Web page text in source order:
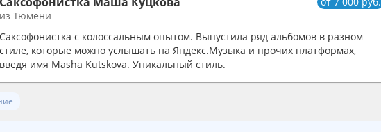
из Тюмени
Саксофонистка с колоссальным опытом. Выпустила ряд альбомов в разном
стиле, которые можно услышать на Яндекс.Музыка и прочих платформах,
введя имя Masha Kutskova. Уникальный стиль.